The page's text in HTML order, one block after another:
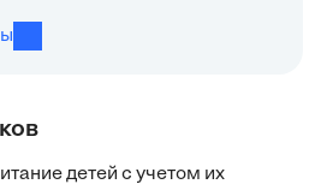
детей с учетом их